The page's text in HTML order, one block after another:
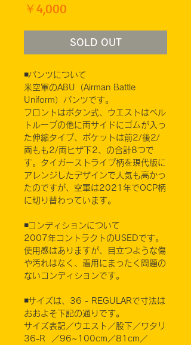
￥4,000
SOLD OUT
◾️パンツについて
米空軍のABU（Airman Battle
Uniform）パンツです。
フロントはボタン式、ウエストはベル
トループの他に両サイドにゴムが入っ
た伸縮タイプ、ポケットは前2/後2/
両もも2/両ヒザ下2、の合計8つで
す。タイガーストライプ柄を現代版に
アレンジしたデザインで人気も高かっ
たのですが、空軍は2021年でOCP柄
に切り替わっています。
◾️コンディションについて
2007年コントラクトのUSEDです。
使用感はありますが、目立つような傷
や汚れはなく、着用にまったく問題の
ないコンディションです。
◾️サイズは、36 - REGULARで寸法は
おおよそ下記の通りです。
サイズ表記／ウエスト／股下／ワタリ
36-R ／96~100cm／81cm／